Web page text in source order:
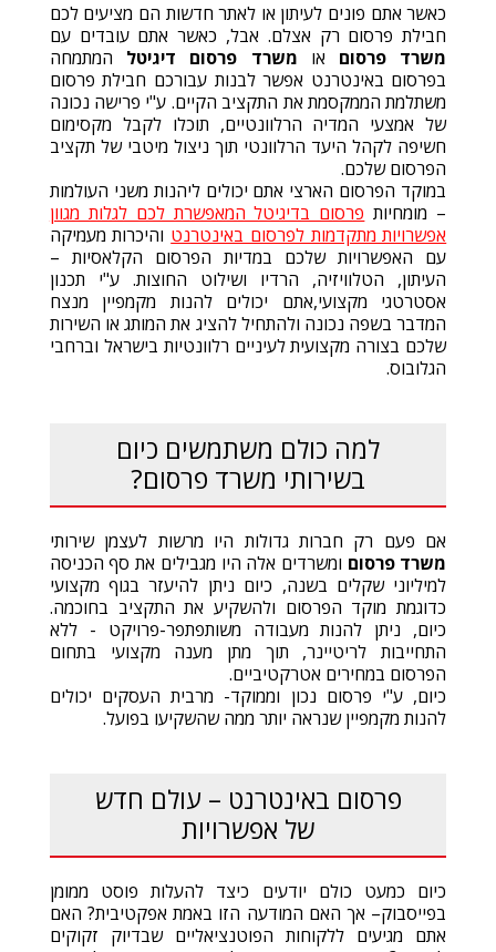
כאשר אתם פונים לעיתון או לאתר חדשות הם מציעים לכם
חבילת פרסום רק אצלם. אבל, כאשר אתם עובדים עם
משרד פרסום או משרד פרסום דיגיטל המתמחה
בפרסום באינטרנט אפשר לבנות עבורכם חבילת פרסום
משתלמת הממקסמת את התקציב הקיים. ע"י פרישה נכונה
של אמצעי המדיה הרלוונטיים, תוכלו לקבל מקסימום
חשיפה לקהל היעד הרלוונטי תוך ניצול מיטבי של תקציב
הפרסום שלכם.
במוקד הפרסום הארצי אתם יכולים ליהנות משני העולמות
– מומחיות פרסום בדיגיטל המאפשרת לכם לגלות מגוון
אפשרויות מתקדמות לפרסום באינטרנט והיכרות מעמיקה
עם האפשרויות שלכם במדיות הפרסום הקלאסיות –
העיתון, הטלוויזיה, הרדיו ושילוט החוצות. ע"י תכנון
אסטרטגי מקצועי,אתם יכולים להנות מקמפיין מנצח
המדבר בשפה נכונה ולהתחיל להציג את המותג או השירות
שלכם בצורה מקצועית לעיניים רלוונטיות בישראל וברחבי
הגלובוס.
למה כולם משתמשים כיום
בשירותי משרד פרסום?
אם פעם רק חברות גדולות היו מרשות לעצמן שירותי
משרד פרסום ומשרדים אלה היו מגבילים את סף הכניסה
למיליוני שקלים בשנה, כיום ניתן להיעזר בגוף מקצועי
כדוגמת מוקד הפרסום ולהשקיע את התקציב בחוכמה.
כיום, ניתן להנות מעבודה משותפתפר-פרויקט - ללא
התחייבות לריטיינר, תוך מתן מענה מקצועי בתחום
הפרסום במחירים אטרקטיביים.
כיום, ע"י פרסום נכון וממוקד- מרבית העסקים יכולים
להנות מקמפיין שנראה יותר ממה שהשקיעו בפועל.
פרסום באינטרנט – עולם חדש
של אפשרויות
כיום כמעט כולם יודעים כיצד להעלות פוסט ממומן
בפייסבוק– אך האם המודעה הזו באמת אפקטיבית? האם
אתם מגיעים ללקוחות הפוטנציאליים שבדיוק זקוקים